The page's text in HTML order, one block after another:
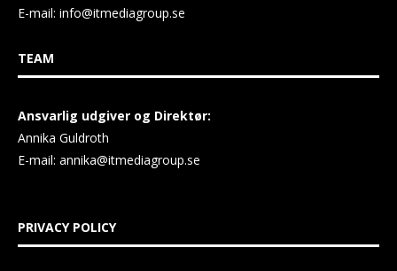
E-mail: info@itmediagroup.se
TEAM
Ansvarlig udgiver og Direktør:
Annika Guldroth
E-mail: annika@itmediagroup.se
PRIVACY POLICY